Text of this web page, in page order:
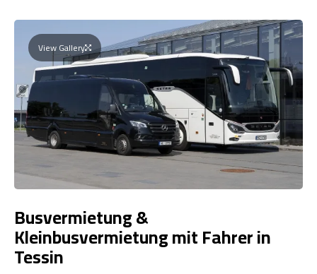
View Gallery
Busvermietung &
Kleinbusvermietung mit Fahrer in
Tessin